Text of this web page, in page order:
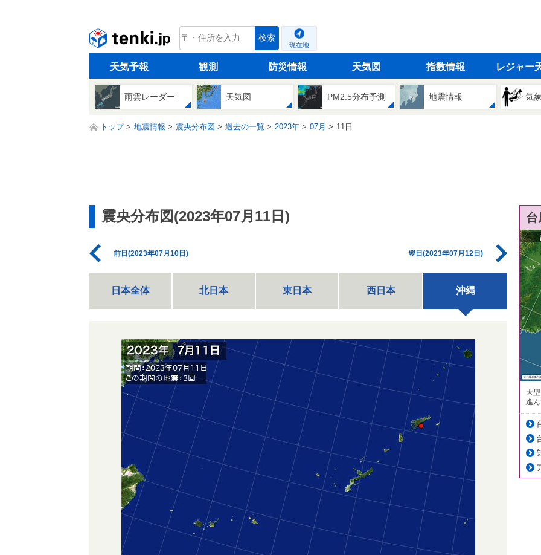
tenki.jp 検索
現在地
天気予報 観測 防災情報 天気図 指数情報 レジャー
雨雲レーダー 天気図 PM2.5分布予測 地震情報 気
トップ 地震情報 震央分布図 過去の一覧 2023年 07月 11日
震央分布図(2023年07月11日)
前日(2023年07月10日) 翌日(2023年07月12日)
日本全体 北日本 東日本 西日本 沖縄
大
進